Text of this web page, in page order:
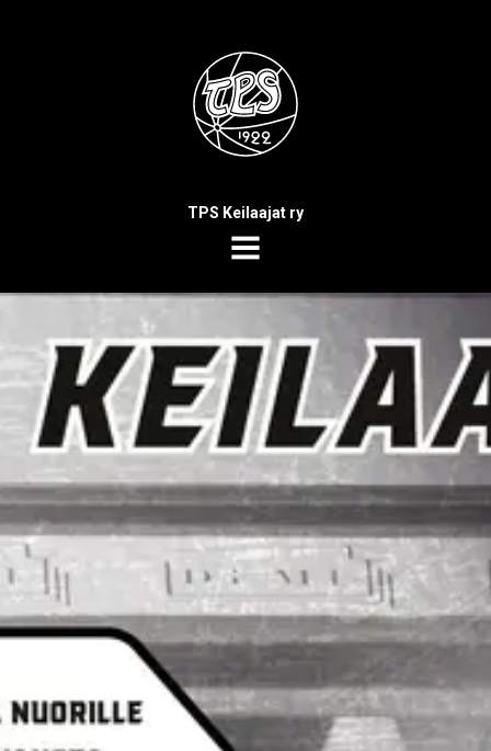
TPS Keilaajat ry
MENU